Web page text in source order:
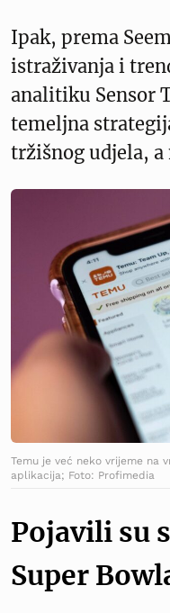
Ipak, prema
istraživanja i
analitiku Sensor
temeljna
tržišnog udjela,
Temu je već neko vrijeme na
aplikacija; Foto: Profimedia
Pojavili su
Super